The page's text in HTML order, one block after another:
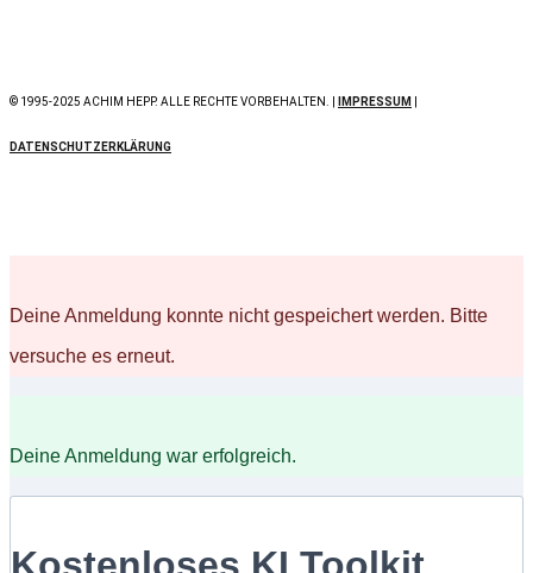
© 1995-2025 ACHIM HEPP. ALLE RECHTE VORBEHALTEN. | IMPRESSUM
DATENSCHUTZERKLÄRUNG
Deine Anmeldung konnte nicht gespeichert werden. Bitte
versuche es erneut.
Deine Anmeldung war erfolgreich.